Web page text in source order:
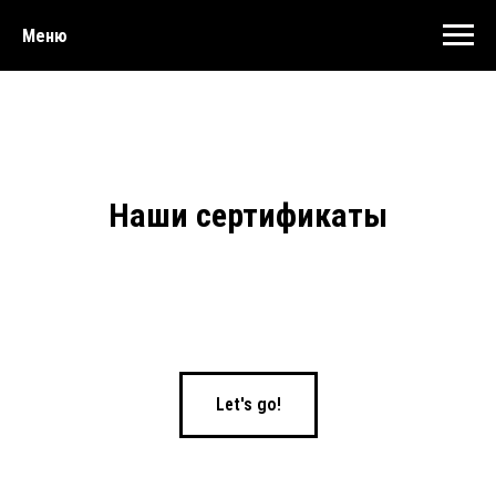
Меню
Наши сертификаты
Let's go!